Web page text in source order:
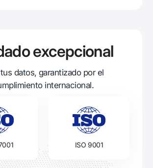
excepcional
datos, garantizado por el
internacional.
ISO 9001